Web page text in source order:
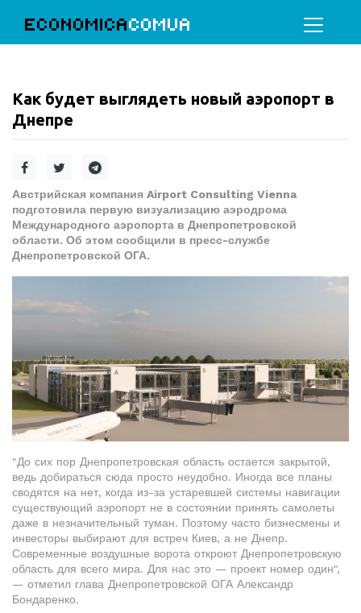
ECONOMICACOMUA
Как будет выглядеть новый аэропорт в
Днепре
Австрийская компания Airport Consulting Vienna
подготовила первую визуализацию аэродрома
Международного аэропорта в Днепропетровской
области. Об этом сообщили в пресс-службе
Днепропетровской ОГА.
"До сих пор Днепропетровская область остается закрытой,
ведь добираться сюда просто неудобно. Иногда все планы
сводятся на нет, когда из-за устаревшей системы навигации
существующий аэропорт не в состоянии принять самолеты
даже в незначительный туман. Поэтому часто бизнесмены и
инвесторы выбирают для встреч Киев, а не Днепр.
Современные воздушные ворота откроют Днепропетровскую
область для всего мира. Для нас это — проект номер один",
— отметил глава Днепропетровской ОГА Александр
Бондаренко.